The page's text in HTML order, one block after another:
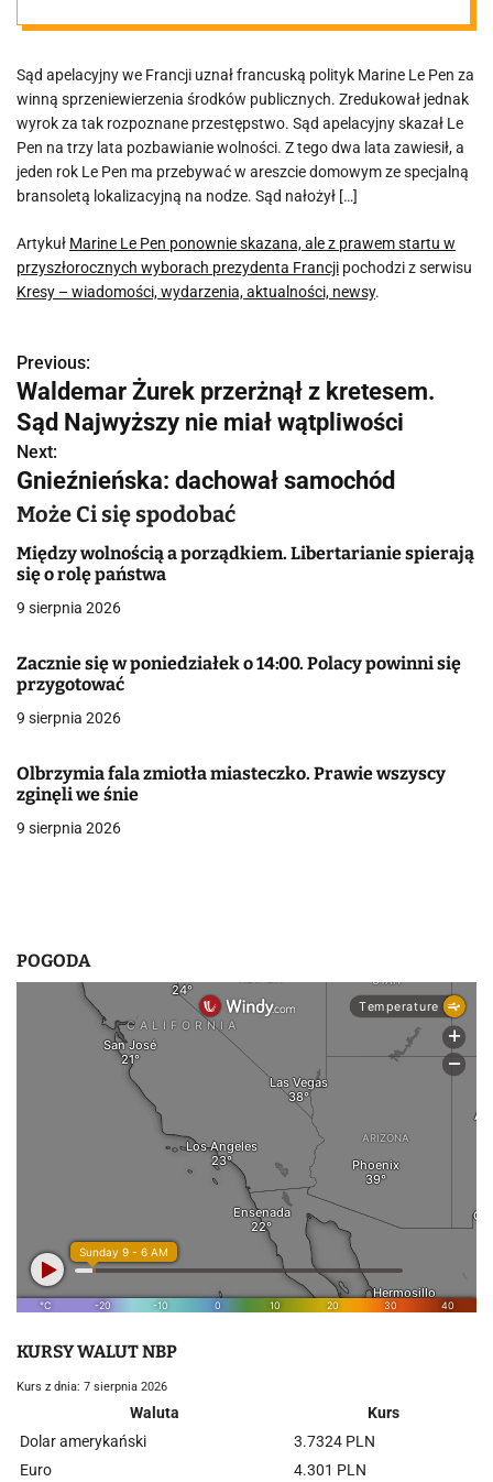
w
przyszłoroczny
ch wyborach
prezydenta
Francji
Sąd apelacyjny we Francji uznał francuską polityk Marine Le Pen za
winną sprzeniewierzenia środków publicznych. Zredukował jednak
wyrok za tak rozpoznane przestępstwo. Sąd apelacyjny skazał Le
Pen na trzy lata pozbawianie wolności. Z tego dwa lata zawiesił, a
jeden rok Le Pen ma przebywać w areszcie domowym ze specjalną
bransoletą lokalizacyjną na nodze. Sąd nałożył […]
Artykuł Marine Le Pen ponownie skazana, ale z prawem startu w
przyszłorocznych wyborach prezydenta Francji pochodzi z serwisu
Kresy – wiadomości, wydarzenia, aktualności, newsy.
N
a
w
i
a
c
j
a
p
i
Previous:
Waldemar Żurek przerżnął z kretesem.
Sąd Najwyższy nie miał wątpliwości
Next:
Gnieźnieńska: dachował samochód
Może Ci się spodobać
Między wolnością a porządkiem. Libertarianie spierają
się o rolę państwa
9 sierpnia 2026
Zacznie się w poniedziałek o 14:00. Polacy powinni się
przygotować
9 sierpnia 2026
Olbrzymia fala zmiotła miasteczko. Prawie wszyscy
zginęli we śnie
9 sierpnia 2026
POGODA
KURSY WALUT NBP
Kurs z dnia: 7 sierpnia 2026
Waluta
Kurs
Dolar amerykański
3.7324 PLN
Euro
4.301 PLN